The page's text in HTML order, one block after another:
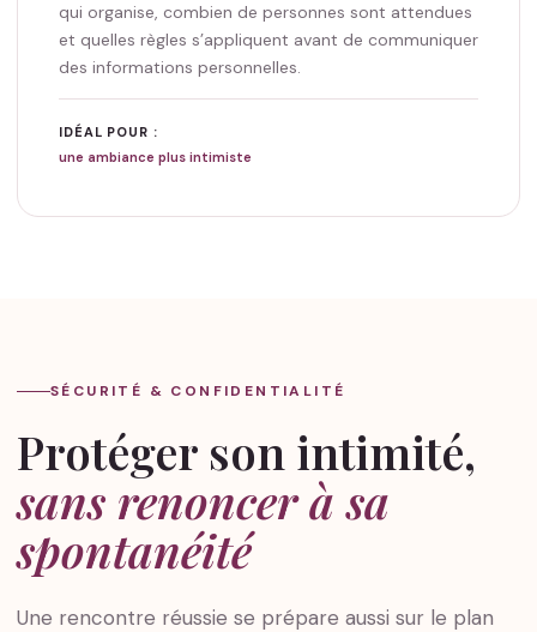
qui organise, combien de personnes sont attendues
et quelles règles s’appliquent avant de communiquer
des informations personnelles.
IDÉAL POUR :
une ambiance plus intimiste
SÉCURITÉ & CONFIDENTIALITÉ
Protéger son intimité,
sans renoncer à sa
spontanéité
Une rencontre réussie se prépare aussi sur le plan